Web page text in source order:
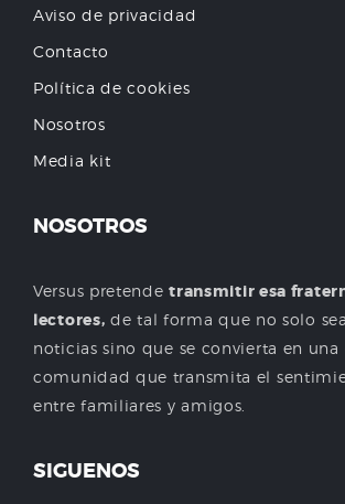
Aviso de privacidad
Contacto
Política de cookies
Nosotros
Media kit
NOSOTROS
Versus pretendetransmitir esa
lectores, de tal forma que no solo
noticias sino que se convierta en una
comunidad que transmita el
entre familiares y amigos.
SIGUENOS